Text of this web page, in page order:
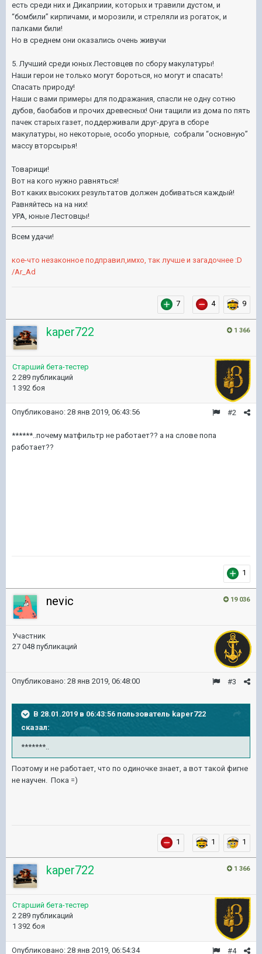
есть среди них и Дикаприии, которых и травили дустом, и
“бомбили” кирпичами, и морозили, и стреляли из рогаток, и
палками били!
Но в среднем они оказались очень живучи
5. Лучший среди юных Лестовцев по сбору макулатуры!
Наши герои не только могут бороться, но могут и спасать!
Спасать природу!
Наши с вами примеры для подражания, спасли не одну сотню
дубов, баобабов и прочих древесных! Они тащили из дома по пять
пачек старых газет, поддерживали друг-друга в сборе
макулатуры, но некоторые, особо упорные, собрали “основную”
массу вторсырья!
Товарищи!
Вот на кого нужно равняться!
Вот каких высоких результатов должен добиваться каждый!
Равняйтесь на на них!
УРА, юные Лестовцы!
Всем удачи!
кое-что незаконное подправил,имхо, так лучше и загадочнее :D
/Ar_Ad
7 4 9
1 366
kaper722
Старший бета-тестер
2 289 публикаций
1 392 боя
#2
Опубликовано: 28 янв 2019, 06:43:56
******..почему матфильтр не работает?? а на слове пoпа
работает??
1
19 036
nevic
Участник
27 048 публикаций
#3
Опубликовано: 28 янв 2019, 06:48:00
В 28.01.2019 в 06:43:56 пользователь kaper722
сказал:
*******..
Поэтому и не работает, что по одиночке знает, а вот такой фигне
не научен. Пока =)
1 1 1
1 366
kaper722
Старший бета-тестер
2 289 публикаций
1 392 боя
#4
Опубликовано: 28 янв 2019, 06:54:34